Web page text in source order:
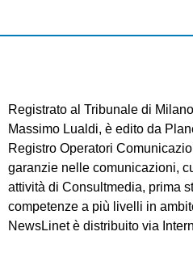
Registrato al Tribunale di
Massimo Lualdi, è edito da
Registro Operatori
garanzie nelle comunicazioni,
attività di Consultmedia, prima
competenze a più livelli in
NewsLinet è distribuito via